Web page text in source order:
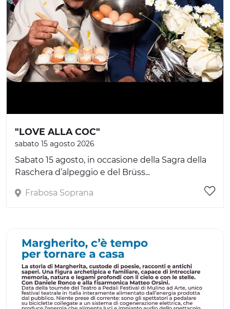
"LOVE ALLA COC"
sabato 15 agosto 2026
Sabato 15 agosto, in occasione della Sagra della
Raschera d’alpeggio e del Brüss...
Frabosa Soprana